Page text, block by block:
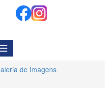
Menu
de
Navegaçãode Imagens